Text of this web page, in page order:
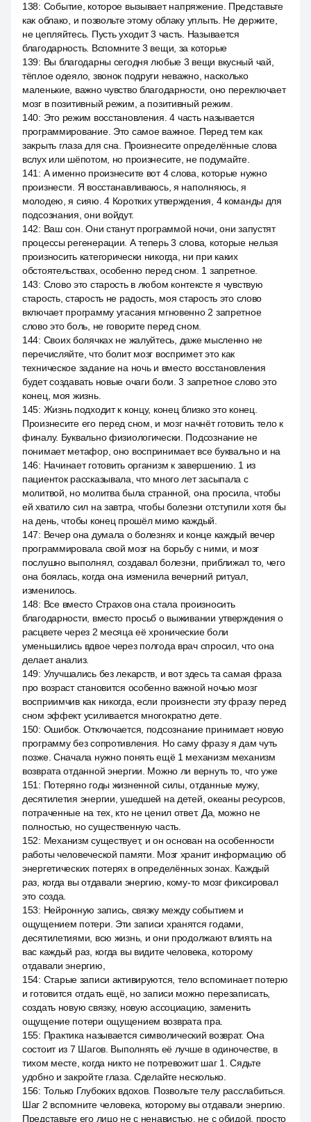
138: Событие, которое вызывает напряжение. Представьте
как облако, и позвольте этому облаку уплыть. Не держите,
не цепляйтесь. Пусть уходит 3 часть. Называется
благодарность. Вспомните 3 вещи, за которые
139: Вы благодарны сегодня любые 3 вещи вкусный чай,
тёплое одеяло, звонок подруги неважно, насколько
маленькие, важно чувство благодарности, оно переключает
мозг в позитивный режим, а позитивный режим.
140: Это режим восстановления. 4 часть называется
программирование. Это самое важное. Перед тем как
закрыть глаза для сна. Произнесите определённые слова
вслух или шёпотом, но произнесите, не подумайте.
141 : А именно произнесите вот 4 слова, которые нужно
произнести. Я восстанавливаюсь, я наполняюсь, я
молодею, я сияю. 4 Коротких утверждения, 4 команды для
подсознания, они войдут.
142: Ваш сон. Они станут программой ночи, они запустят
процессы регенерации. А теперь 3 слова, которые нельзя
произносить категорически никогда, ни при каких
обстоятельствах, особенно перед сном. 1 запретное.
143: Слово это старость в любом контексте я чувствую
старость, старость не радость, моя старость это слово
включает программу угасания мгновенно 2 запретное
слово это боль, не говорите перед сном.
144: Своих болячках не жалуйтесь, даже мысленно не
перечисляйте, что болит мозг воспримет это как
техническое задание на ночь и вместо восстановления
будет создавать новые очаги боли. 3 запретное слово это
конец, моя жизнь.
145: Жизнь подходит к концу, конец близко это конец.
Произнесите его перед сном, и мозг начнёт готовить тело к
финалу. Буквально физиологически. Подсознание не
понимает метафор, оно воспринимает все буквально и на
146: Начинает готовить организм к завершению. 1 из
пациенток рассказывала, что много лет засыпала с
молитвой, но молитва была странной, она просила, чтобы
ей хватило сил на завтра, чтобы болезни отступили хотя бы
на день, чтобы конец прошёл мимо каждый.
147: Вечер она думала о болезнях и конце каждый вечер
программировала свой мозг на борьбу с ними, и мозг
послушно выполнял, создавал болезни, приближал то, чего
она боялась, когда она изменила вечерний ритуал,
изменилось.
148: Все вместо Страхов она стала произносить
благодарности, вместо просьб о выживании утверждения о
расцвете через 2 месяца её хронические боли
уменьшились вдвое через полгода врач спросил, что она
делает анализ.
149: Улучшались без лекарств, и вот здесь та самая фраза
про возраст становится особенно важной ночью мозг
восприимчив как никогда, если произнести эту фразу перед
сном эффект усиливается многократно дете.
150: Ошибок. Отключается, подсознание принимает новую
программу без сопротивления. Но саму фразу я дам чуть
позже. Сначала нужно понять ещё 1 механизм механизм
возврата отданной энергии. Можно ли вернуть то, что уже
151 : Потеряно годы жизненной силы, отданные мужу,
десятилетия энергии, ушедшей на детей, океаны ресурсов,
потраченные на тех, кто не ценил ответ. Да, можно не
полностью, но существенную часть.
152: Механизм существует, и он основан на особенности
работы человеческой памяти. Мозг хранит информацию об
энергетических потерях в определённых зонах. Каждый
раз, когда вы отдавали энергию, кому-то мозг фиксировал
это созда.
153: Нейронную запись, связку между событием и
ощущением потери. Эти записи хранятся годами,
десятилетиями, всю жизнь, и они продолжают влиять на
вас каждый раз, когда вы видите человека, которому
отдавали энергию,
154: Старые записи активируются, тело вспоминает потерю
и готовится отдать ещё, но записи можно перезаписать,
создать новую связку, новую ассоциацию, заменить
ощущение потери ощущением возврата пра.
155: Практика называется символический возврат. Она
состоит из 7 Шагов. Выполнять её лучше в одиночестве, в
тихом месте, когда никто не потревожит шаг 1. Сядьте
удобно и закройте глаза. Сделайте несколько.
156: Только Глубоких вдохов. Позвольте телу расслабиться.
Шаг 2 вспомните человека, которому вы отдавали энергию.
Представьте его лицо не с ненавистью, не с обидой, просто